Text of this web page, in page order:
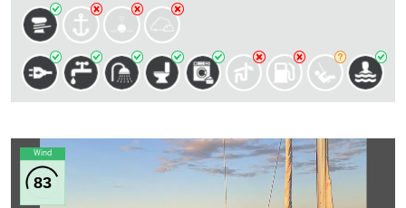
Wind
83